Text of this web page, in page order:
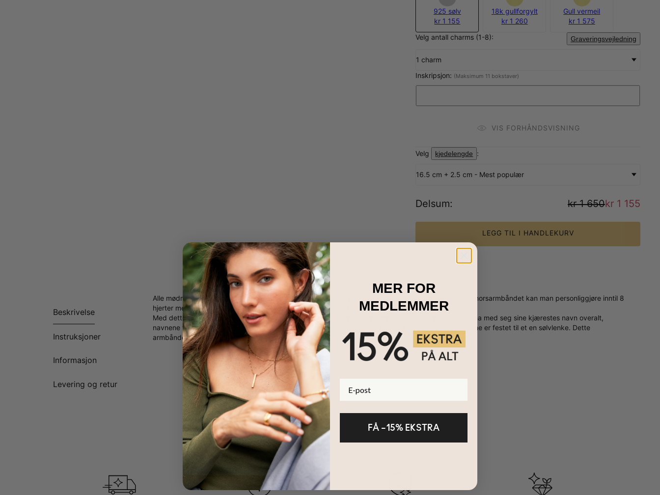
925 sølv
kr 1 155
18k gullforgylt
kr 1 260
Gull vermeil
kr 1 575
Velg antall charms (1-8):
Graveringsvejledning
1 charm
Inskripsjon: (Maksimum 11 bokstaver)
VIS FORHÅNDSVISNING
Velg kjedelengde :
16.5 cm + 2.5 cm - Mest populær
Delsum: kr 1 650kr 1 155
LEGG TIL I HANDLEKURV
Beskrivelse
Instruksjoner
Informasjon
Levering og retur
Alle mødre ville elske å gå med dette vakremorsarmbåndet med personlige hjertecharms
. På dette morsarmbåndet kan man personliggjøre inntil 8
hjerter med alle hennes barns navn i tillegg til andre som betyr mye for henne.
Med dette personliggjorte armbåndet med inngraverte charms har mamma en perfekt mulighet til å ha med seg sine kjærestes navn overalt,
navnene til dem som allerede er i hjertet hennes. Armbåndet er laget i
, og hjerteanhengene er festet til et en sølvlenke. Dette
armbåndet finnes også i
18K gull.
MER FOR
MEDLEMMER
FÅ –15% EKSTRA